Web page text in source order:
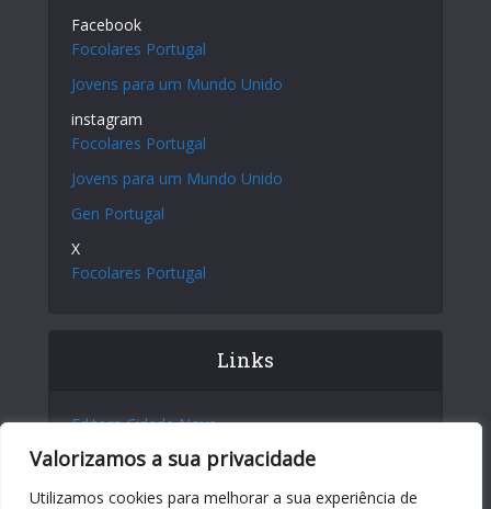
Valorizamos a sua privacidade
Utilizamos cookies para melhorar a sua experiência de
Facebook
Focolares Portugal
Jovens para um Mundo Unido
instagram
Focolares Portugal
Jovens para um Mundo Unido
Gen Portugal
X
Focolares Portugal
Links
Editora Cidade Nova
Site Internacional
Centro Chiara Lubich